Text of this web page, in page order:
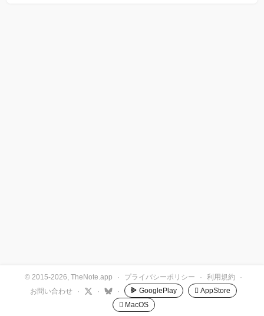
© 2015-2026, TheNote.app · プライバシーポリシー · 利用規約
·
お問い合わせ
· · · GooglePlay
 AppStore
 MacOS